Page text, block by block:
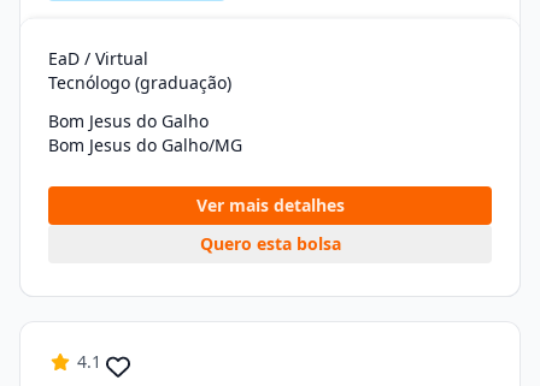
EaD / Virtual
Tecnólogo (graduação)
Bom Jesus do Galho
Bom Jesus do Galho/MG
Ver mais detalhes
Quero esta bolsa
4.1